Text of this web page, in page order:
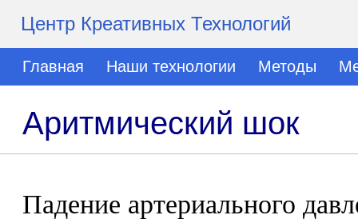
Центр Креативных Технологий
Главная Наши технологии Методы
Аритмический шок
Падение артериального